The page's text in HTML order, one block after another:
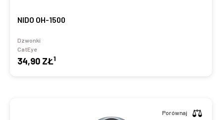
NIDO OH-1500
Dzwonki
CatEye
34,90 ZŁ1
Porównaj